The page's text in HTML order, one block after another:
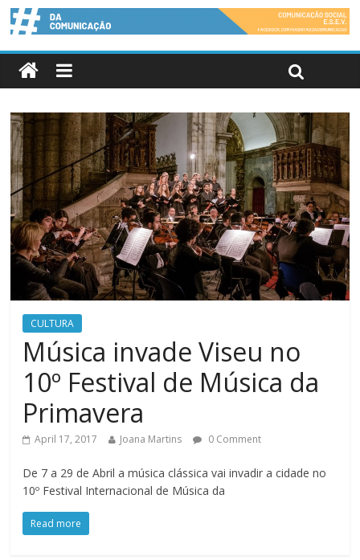
CULTURA
Música invade Viseu no
10º Festival de Música da
Primavera
April 17, 2017 Joana Martins 0 Comment
De 7 a 29 de Abril a música clássica vai invadir a cidade no
10º Festival Internacional de Música da
Read more